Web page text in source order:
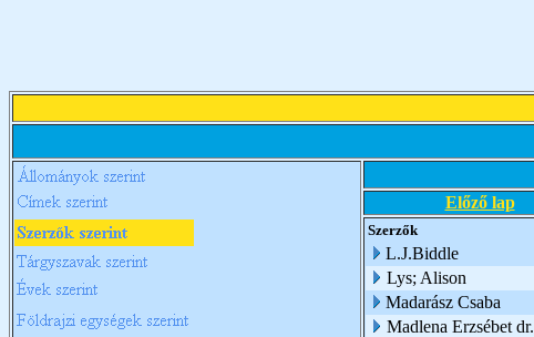
Előző lap
Szerzők
L.J.Biddle
Lys; Alison
Madarász Csaba
Madlena Erzsébet dr.